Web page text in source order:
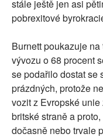
stále ještě jen asi
pobrexitové
Burnett poukazuje
vývozu o 68 procent
se podařilo dostat se
prázdných, protože
vozit z Evropské
britské straně a
dočasně nebo trvale